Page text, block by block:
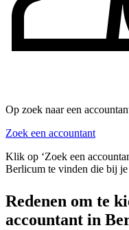
Op zoek naar een
Zoek een accountant
Klik op ‘Zoek een
Berlicum te vinden die bij je
Redenen om te
accountant in